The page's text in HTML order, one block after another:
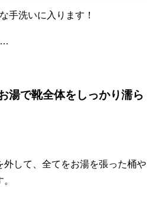
手洗いに入ります！
…
湯で靴全体をしっかり濡ら
外して、全てをお湯を張った桶や